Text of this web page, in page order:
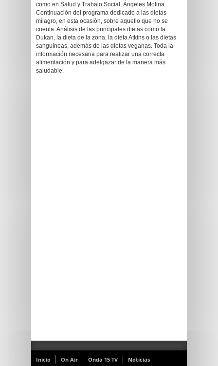
como en Salud y Trabajo Social, Ángeles Molina.
Continuación del programa dedicado a las dietas
milagro, en esta ocasión, sobre aquello que no se
cuenta. Análisis de las principales dietas como la
Dukan, la dieta de la zona, la dieta Atkins o las dietas
sanguíneas, además de las dietas veganas. Toda la
información necesaria para realizar una correcta
alimentación y para adelgazar de la manera más
saludable.
Inicio On Air Onda 15 TV Noticias